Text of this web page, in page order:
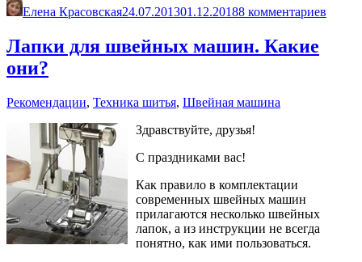
прорезную
петлю
автоматическом
ошибок»
Елена Красовская24.07.201301.12.20188 комментариев
Лапки для швейных машин. Какие
они?
Рекомендации, Техника шитья, Швейная машина
Здравствуйте, друзья!
С праздниками вас!
Как правило в комплектации
современных швейных машин
прилагаются несколько швейных
лапок, а из инструкции не всегда
понятно, как ими пользоваться.